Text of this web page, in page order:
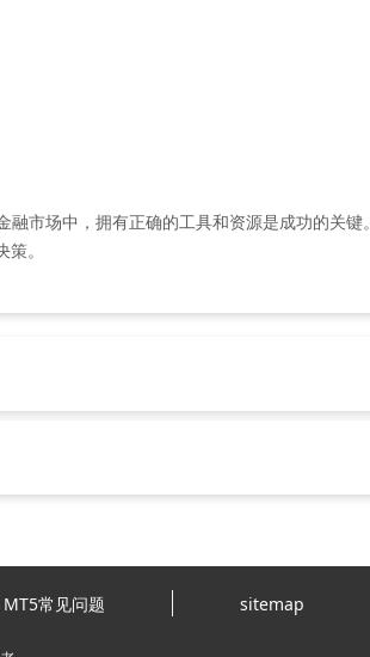
市场中，拥有正确的工具和资源是成功的关键。
。
MT5常见问题 sitemap